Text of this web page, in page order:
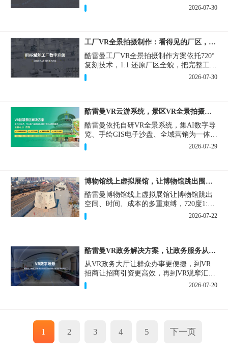
定制，轻量化搭建部署，可挂载在公众
号、官网等线上平台。
2026-07-30
工厂VR全景拍摄制作：看得见的厂区，省下来的成本
酷雷曼工厂VR全景拍摄制作方案依托720°
复刻技术，1:1 还原厂区全貌，把完整工厂
搬进手机、电脑大屏，既是工厂对外拓客
的数字化名片，也是内部管理、人员培训
2026-07-30
酷雷曼VR云游系统，景区VR全景拍摄制作一站式落地
酷雷曼依托自研VR全景系统，集AI数字导
览、手绘GIS电子沙盘、全域营销为一体，
打造从VR全景拍摄制作到成熟VR云游落
地案例。
2026-07-29
博物馆线上虚拟展馆，让博物馆跳出围墙让历史随处可及
酷雷曼博物馆线上虚拟展馆让博物馆跳出
空间、时间、成本的多重束缚，720度1:1
实景复刻的VR数字展厅，已经成为博物馆
数字化刚需新基建。
2026-07-22
酷雷曼VR政务解决方案，让政务服务从“看得见”开始
从VR政务大厅让群众办事更便捷，到VR
招商让招商引资更高效，再到VR观摩汇报
让政务成果更直观，酷雷曼VR政务解决方
案，解锁政务服务新体验，让服务从“看得
2026-07-20
1 2 3 4 5 下一页